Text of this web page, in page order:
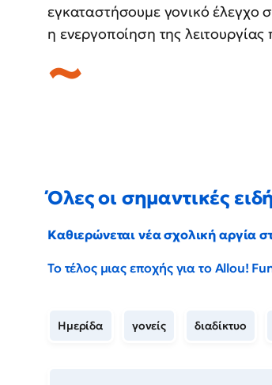
εγκαταστήσουμε γονικό έλεγχο
η ενεργοποίηση της
Όλες οι σημαντικές
Καθιερώνεται νέα σχολική αργία
Το τέλος μιας εποχής για το Allou!
Ημερίδα γονείς διαδίκτυο